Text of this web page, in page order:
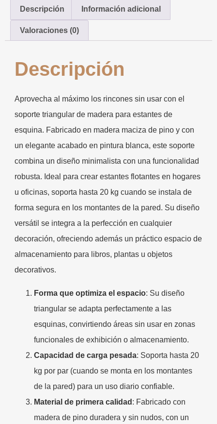
Descripción Información adicional
Valoraciones (0)
Descripción
Aprovecha al máximo los rincones sin usar con el
soporte triangular de madera para estantes de
esquina. Fabricado en madera maciza de pino y con
un elegante acabado en pintura blanca, este soporte
combina un diseño minimalista con una funcionalidad
robusta. Ideal para crear estantes flotantes en hogares
u oficinas, soporta hasta 20 kg cuando se instala de
forma segura en los montantes de la pared. Su diseño
versátil se integra a la perfección en cualquier
decoración, ofreciendo además un práctico espacio de
almacenamiento para libros, plantas u objetos
decorativos.
Forma que optimiza el espacio: Su diseño
triangular se adapta perfectamente a las
esquinas, convirtiendo áreas sin usar en zonas
funcionales de exhibición o almacenamiento.
Capacidad de carga pesada: Soporta hasta 20
kg por par (cuando se monta en los montantes
de la pared) para un uso diario confiable.
Material de primera calidad : Fabricado con
madera de pino duradera y sin nudos, con un